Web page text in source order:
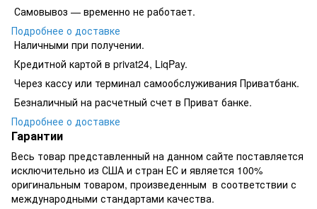
Самовывоз — временно не работает.
Подробнее о доставке
Наличными при получении.
Кредитной картой в privat24, LiqPay.
​​​​Через кассу или терминал самообслуживания Приватбанк.
​​​​Безналичный на расчетный счет в Приват банке.
Подробнее о доставке
Гарантии
Весь товар представленный на данном сайте поставляется
исключительно из США и стран ЕС и является 100%
оригинальным товаром, произведенным в соответствии с
международными стандартами качества.